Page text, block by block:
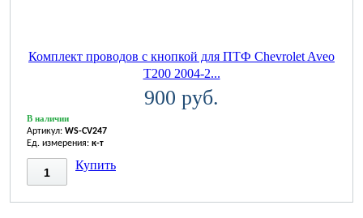
Комплект проводов с кнопкой для ПТФ Chevrolet Aveo
T200 2004-2...
900 руб.
В наличии
Артикул: WS-CV247
Ед. измерения: к-т
Купить